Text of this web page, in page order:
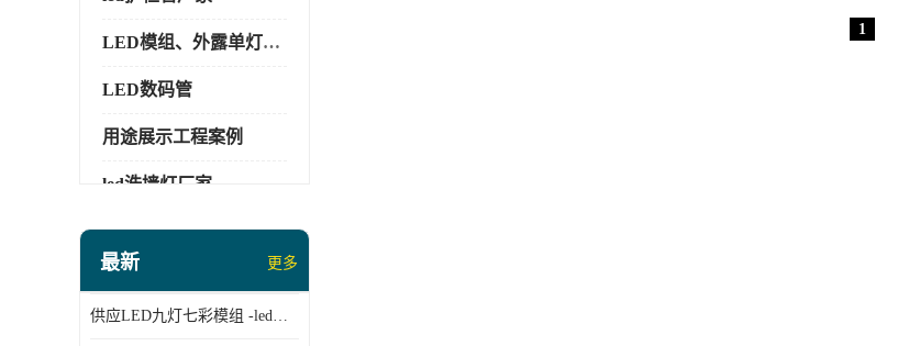
LED模组、外露单灯系列
LED数码管
用途展示工程案例
led洗墙灯厂家
led投光灯厂家
LED流星管系列
最新 更多
供应LED九灯七彩模组 -led护栏管厂家 913
1